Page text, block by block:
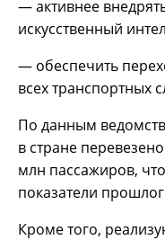
— активнее
искусственный
— обеспечить
всех транспортных
По данным
в стране
млн пассажиров,
показатели
Кроме того,